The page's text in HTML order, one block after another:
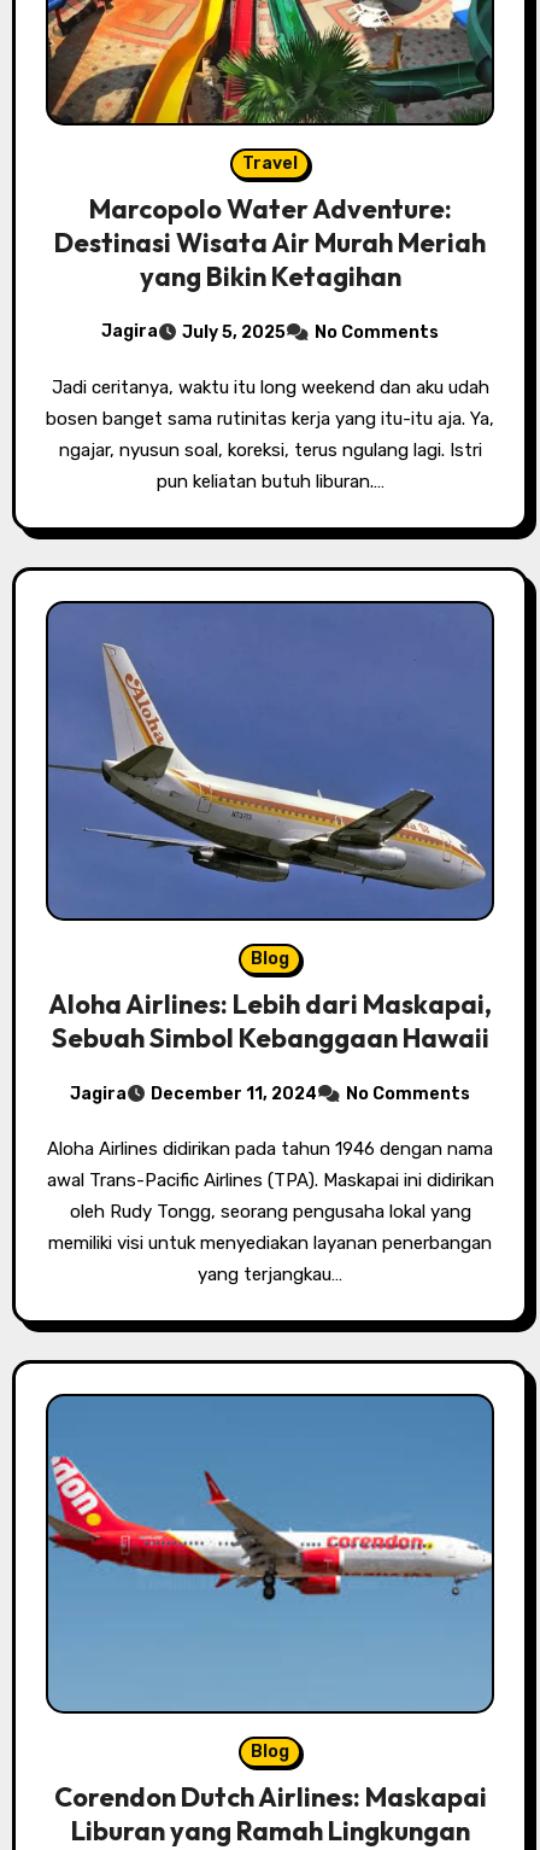
Travel
Marcopolo Water Adventure:
Destinasi Wisata Air Murah Meriah
yang Bikin Ketagihan
Jagira July 5, 2025 No Comments
Jadi ceritanya, waktu itu long weekend dan aku udah
bosen banget sama rutinitas kerja yang itu-itu aja. Ya,
ngajar, nyusun soal, koreksi, terus ngulang lagi. Istri
pun keliatan butuh liburan.…
Blog
Aloha Airlines: Lebih dari Maskapai,
Sebuah Simbol Kebanggaan Hawaii
Jagira December 11, 2024 No Comments
Aloha Airlines didirikan pada tahun 1946 dengan nama
awal Trans-Pacific Airlines (TPA). Maskapai ini didirikan
oleh Rudy Tongg, seorang pengusaha lokal yang
memiliki visi untuk menyediakan layanan penerbangan
yang terjangkau…
Blog
Corendon Dutch Airlines: Maskapai
Liburan yang Ramah Lingkungan